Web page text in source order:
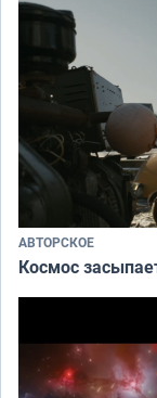
АВТОРСКОЕ
Космос